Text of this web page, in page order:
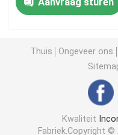
Hastelloy C 276
Hastelloy B
Hastelloy B3
Lagerscharnieren
96mm tot 300mm
Thuis Ongeveer ons
Kwaliteit
Fabriek.Copyright ©